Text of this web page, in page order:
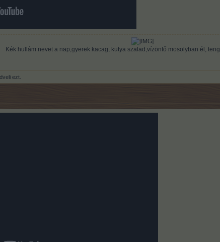
Kék hullám nevet a nap,gyerek kacag, kutya szalad,vízöntő mosolyban él,
ezt.